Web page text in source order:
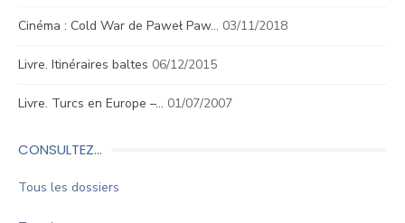
Cinéma : Cold War de Paweł Paw… 03/11/2018
Livre. Itinéraires baltes 06/12/2015
Livre. Turcs en Europe –… 01/07/2007
CONSULTEZ…
Tous les dossiers